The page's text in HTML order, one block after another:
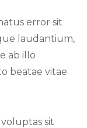
error sit
laudantium,
ab illo
beatae vitae
sit